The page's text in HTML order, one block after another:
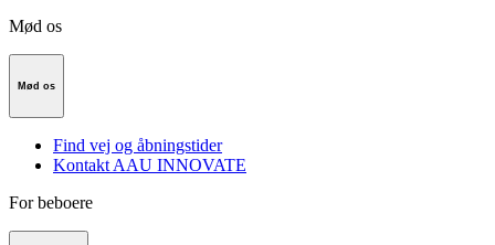
Mød os
Mød os
Find vej og åbningstider
Kontakt AAU INNOVATE
For beboere